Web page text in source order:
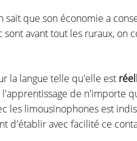
que son économie a
avant tout les ruraux,
la langue telle qu'elle est
de n'importe
les limousinophones est
d'établir avec facilité ce